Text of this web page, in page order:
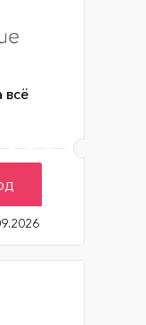
всё